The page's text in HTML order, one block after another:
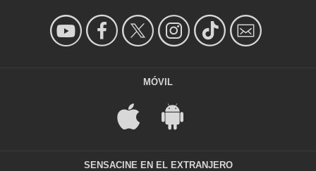
MÓVIL
SENSACINE EN EL EXTRANJERO